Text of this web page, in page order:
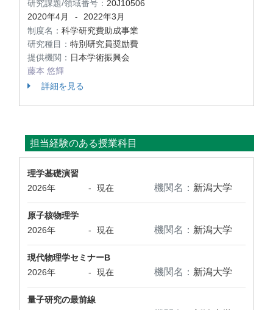
研究課題/領域番号： 20J10506
2020年4月
-
2022年3月
制度名： 科学研究費助成事業
研究種目： 特別研究員奨励費
提供機関： 日本学術振興会
藤本 悠輝
詳細を見る
担当経験のある授業科目
理学基礎演習
2026年
- 現在 機関名： 新潟大学
原子核物理学
2026年
- 現在 機関名： 新潟大学
現代物理学セミナーB
2026年
- 現在 機関名： 新潟大学
量子研究の最前線